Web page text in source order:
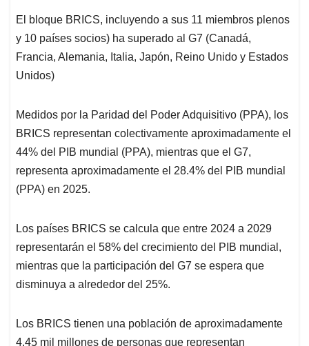
El bloque BRICS, incluyendo a sus 11 miembros plenos
y 10 países socios) ha superado al G7 (Canadá,
Francia, Alemania, Italia, Japón, Reino Unido y Estados
Unidos)
Medidos por la Paridad del Poder Adquisitivo (PPA), los
BRICS representan colectivamente aproximadamente el
44% del PIB mundial (PPA), mientras que el G7,
representa aproximadamente el 28.4% del PIB mundial
(PPA) en 2025.
Los países BRICS se calcula que entre 2024 a 2029
representarán el 58% del crecimiento del PIB mundial,
mientras que la participación del G7 se espera que
disminuya a alrededor del 25%.
Los BRICS tienen una población de aproximadamente
4.45 mil millones de personas que representan